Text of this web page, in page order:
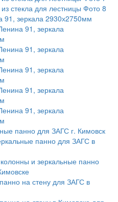
стекла для лестницы Фото 8
91, зеркала 2930х2750мм
91, зеркала
91, зеркала
91, зеркала
91, зеркала
91, зеркала
панно для ЗАГС г. Кимовск
панно для ЗАГС в
и зеркальные панно
на стену для ЗАГС в